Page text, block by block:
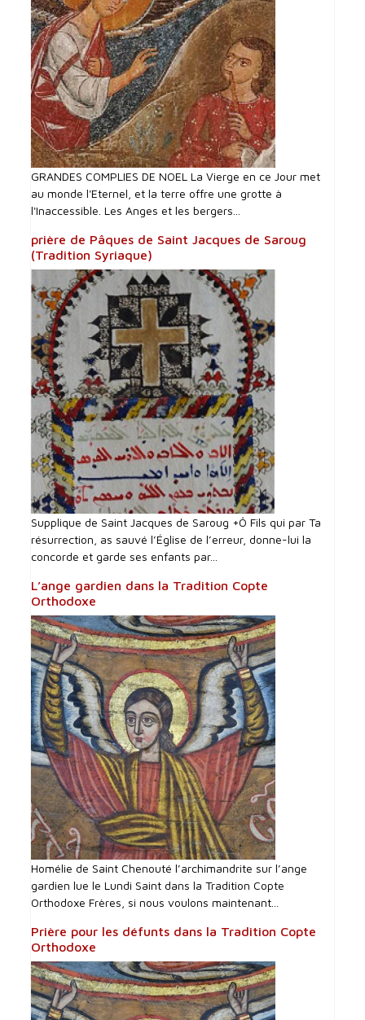
GRANDES COMPLIES DE NOEL La Vierge en ce Jour met
au monde l'Eternel, et la terre offre une grotte à
l'Inaccessible. Les Anges et les bergers...
prière de Pâques de Saint Jacques de Saroug
(Tradition Syriaque)
Supplique de Saint Jacques de Saroug +Ô Fils qui par Ta
résurrection, as sauvé l’Église de l’erreur, donne-lui la
concorde et garde ses enfants par...
L’ange gardien dans la Tradition Copte
Orthodoxe
Homélie de Saint Chenouté l’archimandrite sur l’ange
gardien lue le Lundi Saint dans la Tradition Copte
Orthodoxe Frères, si nous voulons maintenant...
Prière pour les défunts dans la Tradition Copte
Orthodoxe